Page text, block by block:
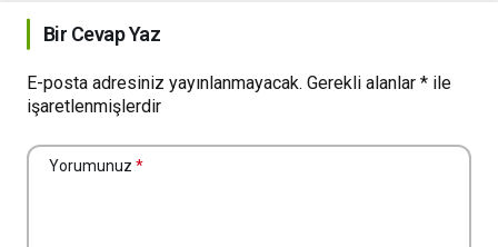
Bir Cevap Yaz
E-posta adresiniz yayınlanmayacak. Gerekli alanlar * ile
işaretlenmişlerdir
Yorumunuz *